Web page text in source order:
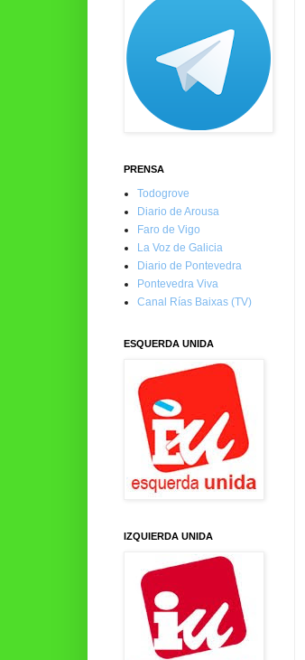
PRENSA
Todogrove
Diario de Arousa
Faro de Vigo
La Voz de Galicia
Diario de Pontevedra
Pontevedra Viva
Canal Rías Baixas (TV)
ESQUERDA UNIDA
IZQUIERDA UNIDA